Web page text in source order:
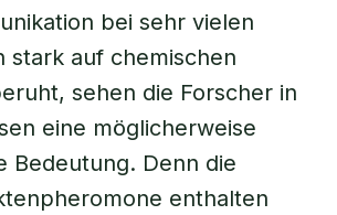
bei sehr vielen
stark auf chemischen
sehen die Forscher in
eine möglicherweise
Bedeutung. Denn die
enthalten